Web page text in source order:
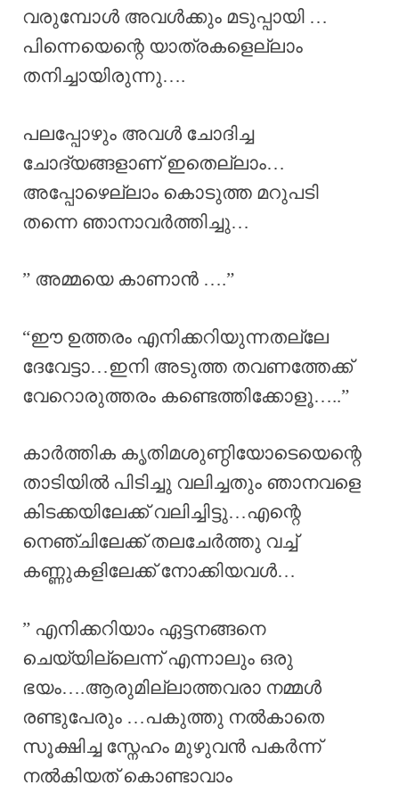
വരുമ്പോൾ അവൾക്കും മടുപ്പായി …
പിന്നെയെന്റെ യാത്രകളെല്ലാം
തനിച്ചായിരുന്നു….
പലപ്പോഴും അവൾ ചോദിച്ച
ചോദ്യങ്ങളാണ് ഇതെല്ലാം…
അപ്പോഴെല്ലാം കൊടുത്ത മറുപടി
തന്നെ ഞാനാവർത്തിച്ചു…
” അമ്മയെ കാണാൻ ….”
“ഈ ഉത്തരം എനിക്കറിയുന്നതല്ലേ
ദേവേട്ടാ…ഇനി അടുത്ത തവണത്തേക്ക്
വേറൊരുത്തരം കണ്ടെത്തിക്കോളൂ…..”
കാർത്തിക കൃതിമശുണ്ഠിയോടെയെന്റെ
താടിയിൽ പിടിച്ചു വലിച്ചതും ഞാനവളെ
കിടക്കയിലേക്ക് വലിച്ചിട്ടു…എന്റെ
നെഞ്ചിലേക്ക് തലചേർത്തു വച്ച്
കണ്ണുകളിലേക്ക് നോക്കിയവൾ…
” എനിക്കറിയാം ഏട്ടനങ്ങനെ
ചെയ്യില്ലെന്ന് എന്നാലും ഒരു
ഭയം….ആരുമില്ലാത്തവരാ നമ്മൾ
രണ്ടുപേരും …പകുത്തു നൽകാതെ
സൂക്ഷിച്ച സ്നേഹം മുഴുവൻ പകർന്ന്
നൽകിയത് കൊണ്ടാവാം